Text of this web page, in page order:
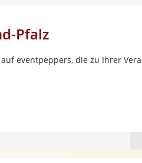
Pfalz
eventpeppers, die zu Ihrer